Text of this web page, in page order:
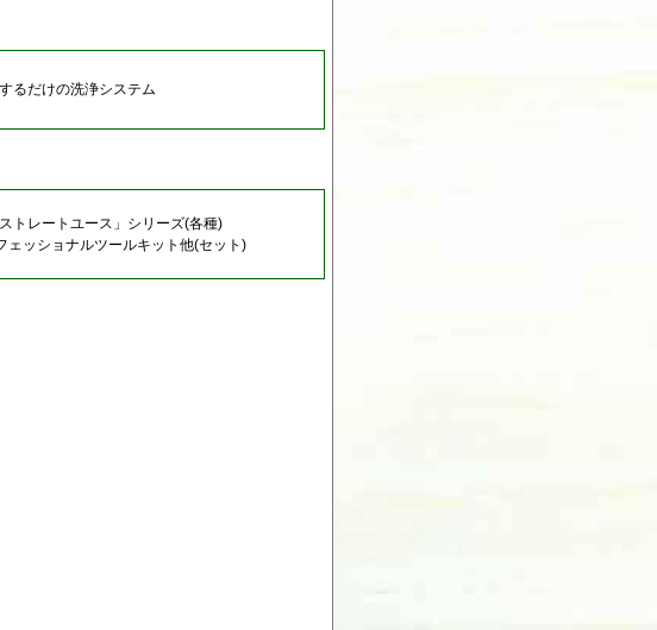
るだけの洗浄システム
ストレートユース」シリーズ(各種)
ッショナルツールキット他(セット)